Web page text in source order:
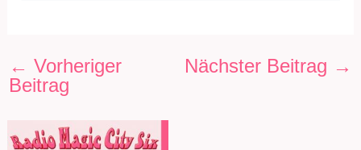
← Vorheriger
Beitrag
Nächster Beitrag →